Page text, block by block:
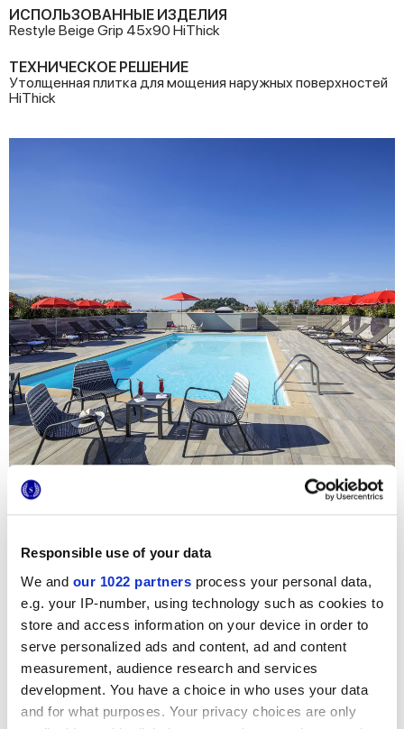
Responsible use of your data
We and our 1022 partners process your personal data,
e.g. your IP-number, using technology such as cookies to
store and access information on your device in order to
serve personalized ads and content, ad and content
measurement, audience research and services
development. You have a choice in who uses your data
and for what purposes. Your privacy choices are only
ИСПОЛЬЗОВАННЫЕ ИЗДЕЛИЯ
Restyle Beige Grip 45x90 HiThick
ТЕХНИЧЕСКОЕ РЕШЕНИЕ
Утолщенная плитка для мощения наружных поверхностей
HiThick
знаменитая гостиничная сеть AccorHotels выбрала
приятных тонах Beige и варианте с толщиной 20 мм.
Для облицовки панорамной террасы, на которой
расположены бассейн и роскошный лаунж-бар, была
выбрана плитка в утолщенном варианте с
противоскользящим эффектом Grip, обеспечивающая
максимальную прочность и безопасность для внешних
пространств и зоны бассейна!